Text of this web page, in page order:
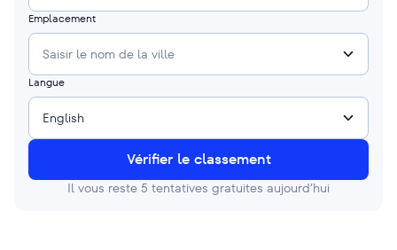
Emplacement
Saisir le nom de la ville
Langue
English
Vérifier le classement
Il vous reste 5 tentatives gratuites aujourd’hui